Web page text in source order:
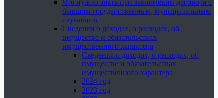
Что нужно знать при заключении договора с
бывшим государственным, муниципальным
служащим
Сведения о доходах, о расходах, об
имуществе и обязательствах
имущественного характера
Сведения о доходах, о расходах, об
имуществе и обязательствах
имущественного характера
2024 год
2023 год